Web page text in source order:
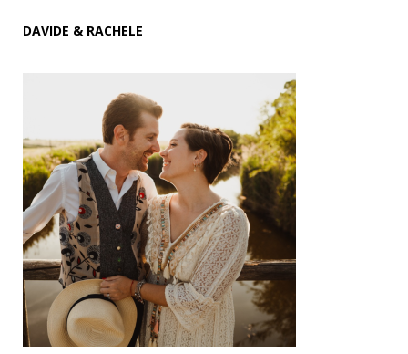
DAVIDE & RACHELE